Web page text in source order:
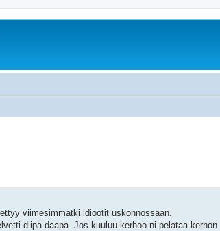
viimesimmätki idiootit uskonnossaan.
diipa daapa. Jos kuuluu kerhoo ni pelataa kerhon